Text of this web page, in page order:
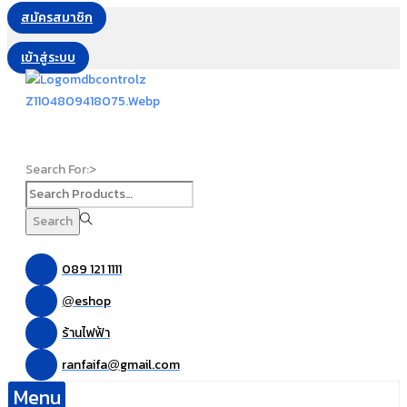
สมัครสมาชิก
เข้าสู่ระบบ
Search For:>
Search
089 121 1111
@eshop
ร้านไฟฟ้า
ranfaifa@gmail.com
Menu